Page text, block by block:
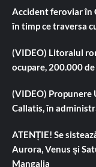
Accident feroviar în
în timp ce traversa
(VIDEO) Litoralul
ocupare, 200.000
(VIDEO) Propunere
Callatis, în
ATENȚIE! Se
Aurora, Venus și
Mangalia